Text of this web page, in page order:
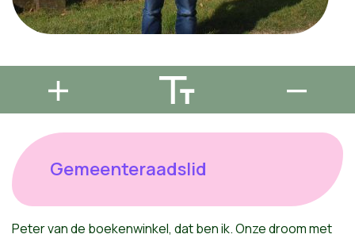
Gemeenteraadslid
Peter van de boekenwinkel, dat ben ik. Onze droom met